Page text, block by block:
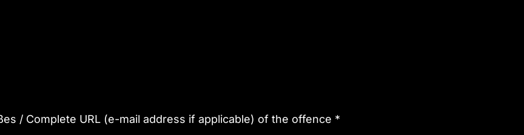
/ Complete URL (e-mail address if applicable) of the offence *